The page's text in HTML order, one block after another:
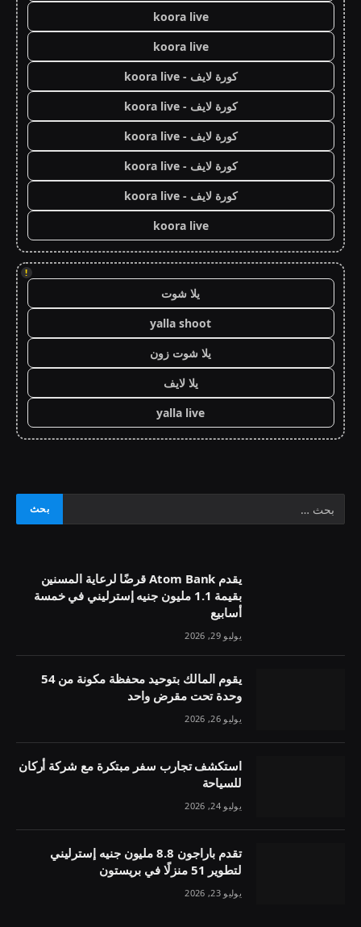
koora live
koora live
كورة لايف - koora live
كورة لايف - koora live
كورة لايف - koora live
كورة لايف - koora live
كورة لايف - koora live
koora live
!
يلا شوت
yalla shoot
يلا شوت زون
يلا لايف
yalla live
يقدم Atom Bank قرضًا لرعاية المسنين
بقيمة 1.1 مليون جنيه إسترليني في خمسة
أسابيع
يوليو 29, 2026
يقوم المالك بتوحيد محفظة مكونة من 54
وحدة تحت مقرض واحد
يوليو 26, 2026
استكشف تجارب سفر مبتكرة مع شركة أركان
للسياحة
يوليو 24, 2026
تقدم باراجون 8.8 مليون جنيه إسترليني
لتطوير 51 منزلًا في بريستون
يوليو 23, 2026